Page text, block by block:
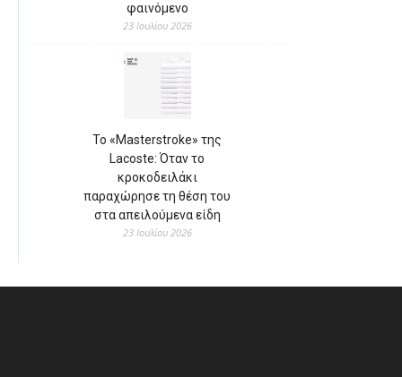
φαινόμενο
23 Ιουλίου 2026
Το «Masterstroke» της
Lacoste: Όταν το
κροκοδειλάκι
παραχώρησε τη θέση του
στα απειλούμενα είδη
23 Ιουλίου 2026